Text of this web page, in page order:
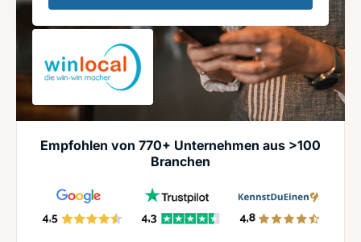
Empfohlen von 770+ Unternehmen aus >100
Branchen